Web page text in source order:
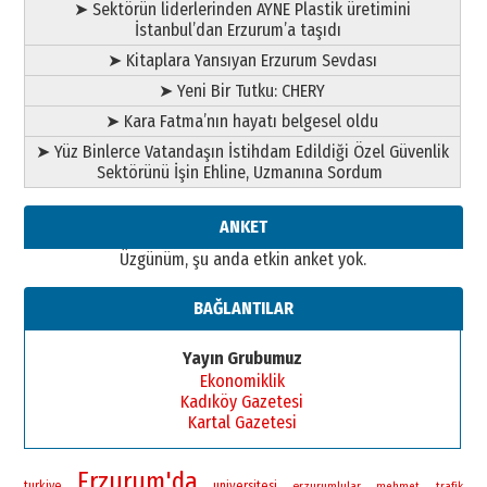
➤ Sektörün liderlerinden AYNE Plastik üretimini
İstanbul’dan Erzurum’a taşıdı
➤ Kitaplara Yansıyan Erzurum Sevdası
➤ Yeni Bir Tutku: CHERY
➤ Kara Fatma’nın hayatı belgesel oldu
➤ Yüz Binlerce Vatandaşın İstihdam Edildiği Özel Güvenlik
Sektörünü İşin Ehline, Uzmanına Sordum
ANKET
Üzgünüm, şu anda etkin anket yok.
BAĞLANTILAR
Yayın Grubumuz
Ekonomiklik
Kadıköy Gazetesi
Kartal Gazetesi